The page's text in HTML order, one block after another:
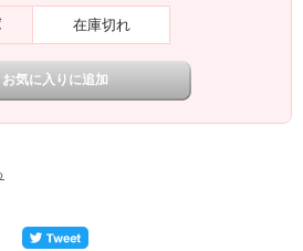
在庫切れ